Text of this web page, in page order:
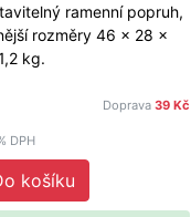
ramenní popruh,
rozměry 46 x 28 x
kg.
Doprava 39 Kč
DPH
košíku